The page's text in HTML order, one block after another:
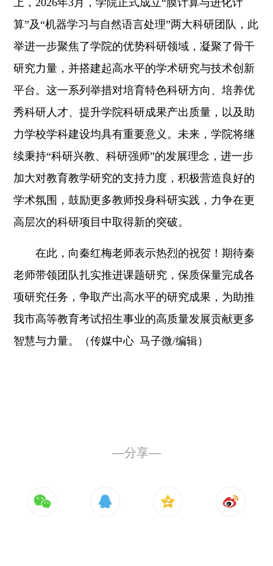
算”及“机器学习与自然语言处理”两大科研团队 ，此
举进一步聚焦了学院的优势科研领域，凝聚了骨干
研究力量，并搭建起高水平的学术研究与技术创新
平台。这一系列举措对培育特色科研方向、培养优
秀科研人才、提升学院科研成果产出质量，以及助
力学校学科建设均具有重要意义。未来，学院将继
续秉持“科研兴教、科研强师”的发展理念，进一步
加大对教育教学研究的支持力度，积极营造良好的
学术氛围，鼓励更多教师投身科研实践，力争在更
高层次的科研项目中取得新的突破。
在此，向秦红梅老师表示热烈的祝贺！期待秦
老师带领团队扎实推进课题研究，保质保量完成各
项研究任务，争取产出高水平的研究成果，为助推
我市高等教育考试招生事业的高质量发展贡献更多
智慧与力量。（传媒中心 马子微/编辑）
—分享—